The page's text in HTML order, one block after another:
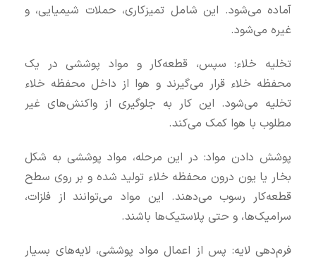
آماده می‌شود. این شامل تمیزکاری، حملات شیمیایی، و
غیره می‌شود.
تخلیه خلاء: سپس، قطعه‌کار و مواد پوششی در یک
محفظه خلاء قرار می‌گیرند و هوا از داخل محفظه خلاء
تخلیه می‌شود. این کار به جلوگیری از واکنش‌های غیر
مطلوب با هوا کمک می‌کند.
پوشش دادن مواد: در این مرحله، مواد پوششی به شکل
بخار یا یون درون محفظه خلاء تولید شده و بر روی سطح
قطعه‌کار رسوب می‌دهند. این مواد می‌توانند از فلزات،
سرامیک‌ها، و حتی پلاستیک‌ها باشند.
فرم‌دهی لایه: پس از اعمال مواد پوششی، لایه‌های بسیار